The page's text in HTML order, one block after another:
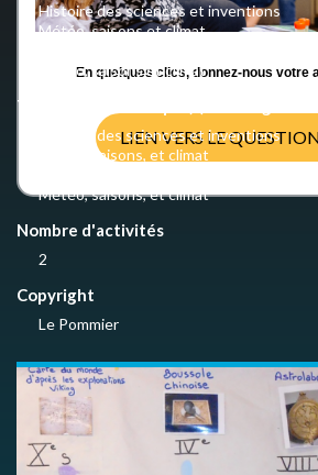
Histoire des sciences et inventions
Météo, saisons et climat
Météo, saisons et climat
Thème(s) Scientifique(s) 2nd degré
Histoire des sciences et inventions
Météo, saisons, et climat
Météo, saisons, et climat
Nombre d'activités
2
Copyright
Le Pommier
En quelques clics, donnez-nous votre
LIEN VERS LE